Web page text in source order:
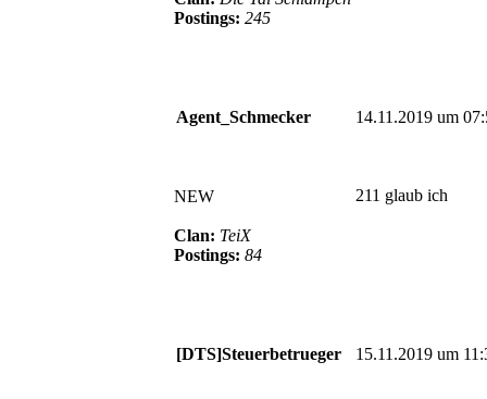
Postings: 245
Agent_Schmecker 14.11.2019 um
NEW
Clan: TeiX
Postings: 84
211 glaub ich
[DTS]Steuerbetrueger 15.11.2019 um